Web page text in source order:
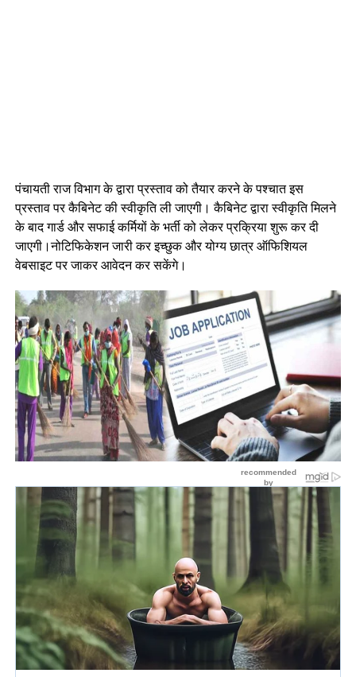
पंचायती राज विभाग के द्वारा प्रस्ताव को तैयार करने के पश्चात इस
प्रस्ताव पर कैबिनेट की स्वीकृति ली जाएगी। कैबिनेट द्वारा स्वीकृति मिलने
के बाद गार्ड और सफाई कर्मियों के भर्ती को लेकर प्रक्रिया शुरू कर दी
जाएगी।नोटिफिकेशन जारी कर इच्छुक और योग्य छात्र ऑफिशियल
वेबसाइट पर जाकर आवेदन कर सकेंगे।